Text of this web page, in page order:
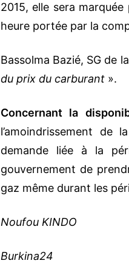
2015, elle sera
heure portée par la
Bassolma Bazié, SG de
du prix du carburant ».
Concernant la
l’amoindrissement de
demande liée à la
gouvernement de
gaz même durant les
Noufou KINDO
Burkina24